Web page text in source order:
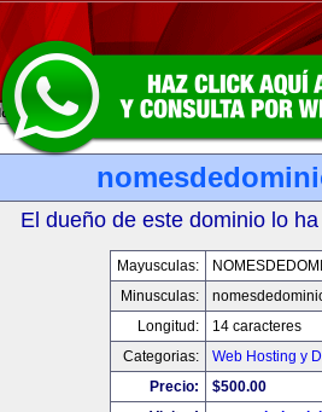
El dueño de este dominio lo
Mayusculas:
Minusculas:
Longitud:
14 caracteres
Categorias:
Web Hosting y
Precio:
$500.00